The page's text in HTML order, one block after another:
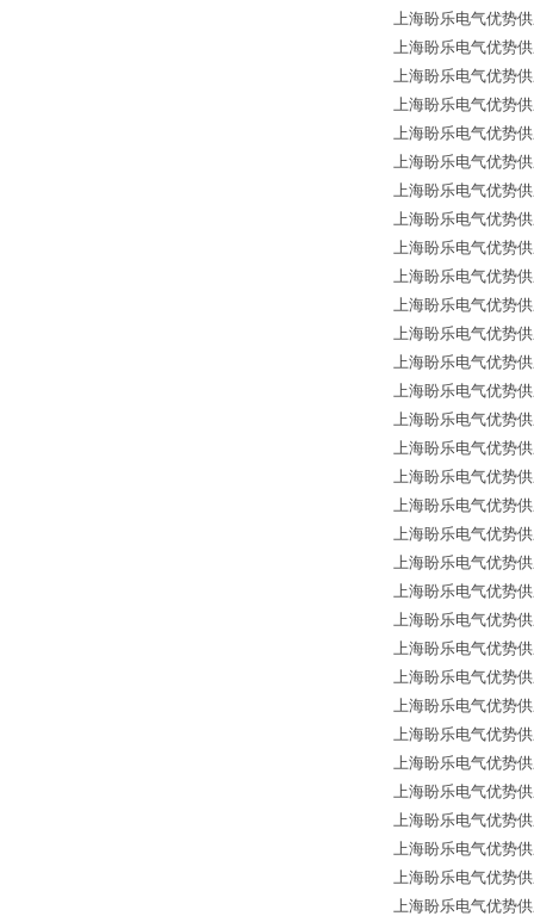
上海盼乐电气优势
上海盼乐电气优势
上海盼乐电气优势
上海盼乐电气优势
上海盼乐电气优势
上海盼乐电气优势
上海盼乐电气优势
上海盼乐电气优势
上海盼乐电气优势
上海盼乐电气优势
上海盼乐电气优势
上海盼乐电气优势
上海盼乐电气优势
上海盼乐电气优势
上海盼乐电气优势
上海盼乐电气优势
上海盼乐电气优势
上海盼乐电气优势
上海盼乐电气优势
上海盼乐电气优势
上海盼乐电气优势
上海盼乐电气优势
上海盼乐电气优势
上海盼乐电气优势
上海盼乐电气优势
上海盼乐电气优势
上海盼乐电气优势
上海盼乐电气优势
上海盼乐电气优势
上海盼乐电气优势
上海盼乐电气优势
上海盼乐电气优势